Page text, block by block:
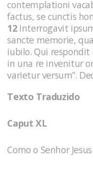
contemplationi
factus, se cunctis
12Interrogavit
sancte memorie,
iubilo. Qui respondit
in una re invenitur
varietur versum”.
Texto Traduzido
Caput XL
Como o Senhor